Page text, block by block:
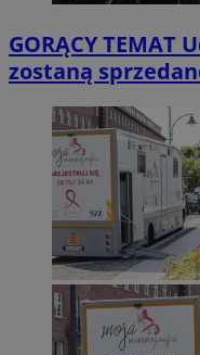
GORĄCY TEMAT
zostaną